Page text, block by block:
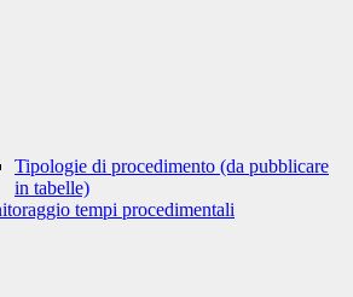
Tipologie di procedimento (da pubblicare
in tabelle)
tempi procedimentali